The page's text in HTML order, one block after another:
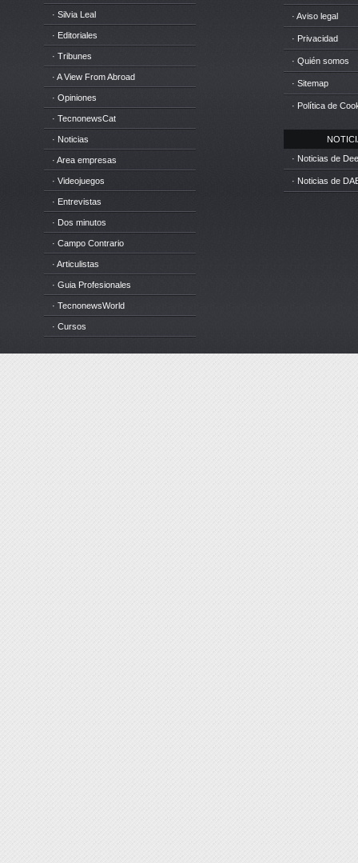
· Silvia Leal
· Editoriales
· Tribunes
· A View From Abroad
· Opiniones
· TecnonewsCat
· Noticias
· Area empresas
· Videojuegos
· Entrevistas
· Dos minutos
· Campo Contrario
· Articulistas
· Guia Profesionales
· TecnonewsWorld
· Cursos
· Aviso legal
· Privacidad
· Quién somos
· Sitemap
· Política de
· Noticias de
· Noticias de